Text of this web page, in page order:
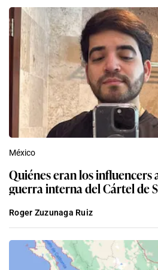
México
Quiénes eran los influencers
guerra interna del Cártel de
Roger Zuzunaga Ruiz